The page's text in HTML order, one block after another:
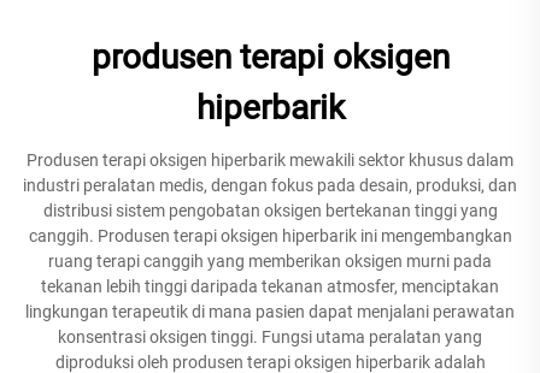
produsen terapi oksigen
hiperbarik
Produsen terapi oksigen hiperbarik mewakili sektor khusus dalam
industri peralatan medis, dengan fokus pada desain, produksi, dan
distribusi sistem pengobatan oksigen bertekanan tinggi yang
canggih. Produsen terapi oksigen hiperbarik ini mengembangkan
ruang terapi canggih yang memberikan oksigen murni pada
tekanan lebih tinggi daripada tekanan atmosfer, menciptakan
lingkungan terapeutik di mana pasien dapat menjalani perawatan
konsentrasi oksigen tinggi. Fungsi utama peralatan yang
diproduksi oleh produsen terapi oksigen hiperbarik adalah